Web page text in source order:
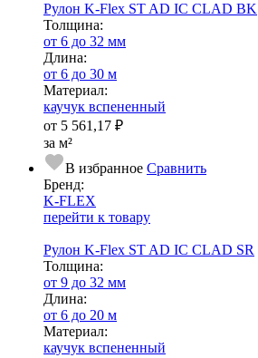
Рулон K-Flex ST AD IC CLAD BK
Тол­щи­на:
от 6 до 32 мм
Длина:
от 6 до 30 м
Ма­­те­­ри­­ал:
каучук вспененный
от 5 561,17 ₽
за м²
В избранное Сравнить
Бренд:
K-FLEX
перейти к товару
Рулон K-Flex ST AD IC CLAD SR
Тол­щи­на:
от 9 до 32 мм
Длина:
от 6 до 20 м
Ма­­те­­ри­­ал:
каучук вспененный